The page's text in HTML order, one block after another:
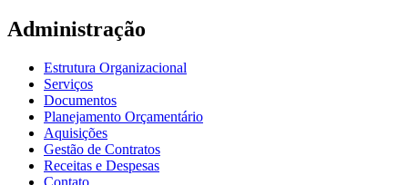
Administração
Estrutura Organizacional
Serviços
Documentos
Planejamento Orçamentário
Aquisições
Gestão de Contratos
Receitas e Despesas